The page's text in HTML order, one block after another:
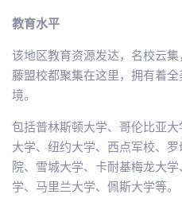
教育水平
该地区教育资源发达，名校云
藤盟校都聚集在这里，拥有着
境。
包括普林斯顿大学、哥伦比亚
大学、纽约大学、西点军校、
院、雪城大学、卡耐基梅龙大
学、马里兰大学、佩斯大学等。